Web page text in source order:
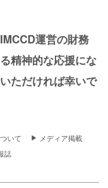
IMCCD運営の財務
精神的な応援にな
ただければ幸いで
いて
メディア掲載
誌